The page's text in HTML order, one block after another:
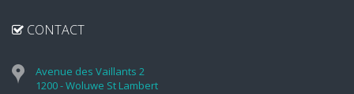
CONTACT
Avenue des Vaillants 2
1200 - Woluwe St Lambert